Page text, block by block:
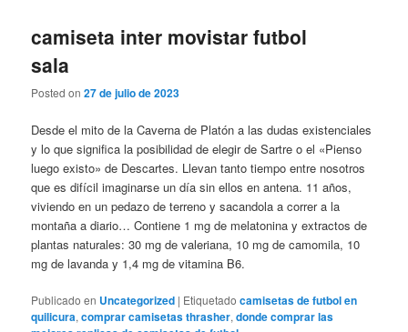
camiseta inter movistar futbol
sala
Posted on27 de julio de 2023
Desde el mito de la Caverna de Platón a las dudas existenciales
y lo que significa la posibilidad de elegir de Sartre o el «Pienso
luego existo» de Descartes. Llevan tanto tiempo entre nosotros
que es difícil imaginarse un día sin ellos en antena. 11 años,
viviendo en un pedazo de terreno y sacandola a correr a la
montaña a diario… Contiene 1 mg de melatonina y extractos de
plantas naturales: 30 mg de valeriana, 10 mg de camomila, 10
mg de lavanda y 1,4 mg de vitamina B6.
Publicado en Uncategorized | Etiquetado camisetas de futbol en
quilicura,comprar camisetas thrasher,donde comprar las